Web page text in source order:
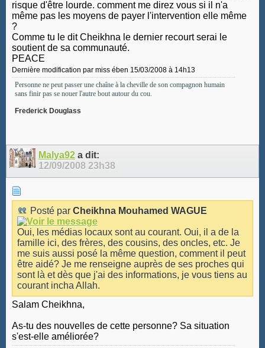
risque d'être lourde. comment me direz vous si il n'a
même pas les moyens de payer l'intervention elle même
?
Comme tu le dit Cheikhna le dernier recourt serai le
soutient de sa communauté.
PEACE
Dernière modification par miss ében 15/03/2008 à 14h13
Personne ne peut passer une chaîne à la cheville de son compagnon humain
sans finir pas se nouer l'autre bout autour du cou.
Frederick Douglass
Malya92 a dit:
12/09/2008 23h38
Posté par Cheikhna Mouhamed WAGUE
Oui, les médias locaux sont au courant. Oui, il a de la
famille ici, des frères, des cousins, des oncles, etc. Je
me suis aussi posé la même question, comment il peut
être aidé? Je me renseigne auprès de ses proches qui
sont là et dès que j'ai des informations, je vous tiens au
courant incha Allah.
Salam Cheikhna,
As-tu des nouvelles de cette personne? Sa situation
s'est-elle améliorée?